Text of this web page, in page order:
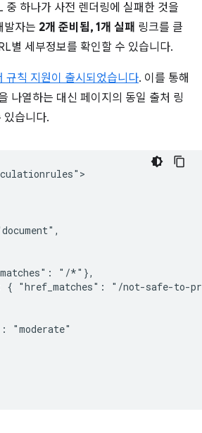
중 하나가 사전 렌더링에 실패한 것을
발자는 2개 준비됨, 1개 실패 링크를 클
별 세부정보를 확인할 수 있습니다.
규칙 지원이 출시되었습니다. 이를 통해
나열하는 대신 페이지의 동일 출처 링
있습니다.
"/*"},
{ "href_matches": "/not-safe-to-
"moderate"